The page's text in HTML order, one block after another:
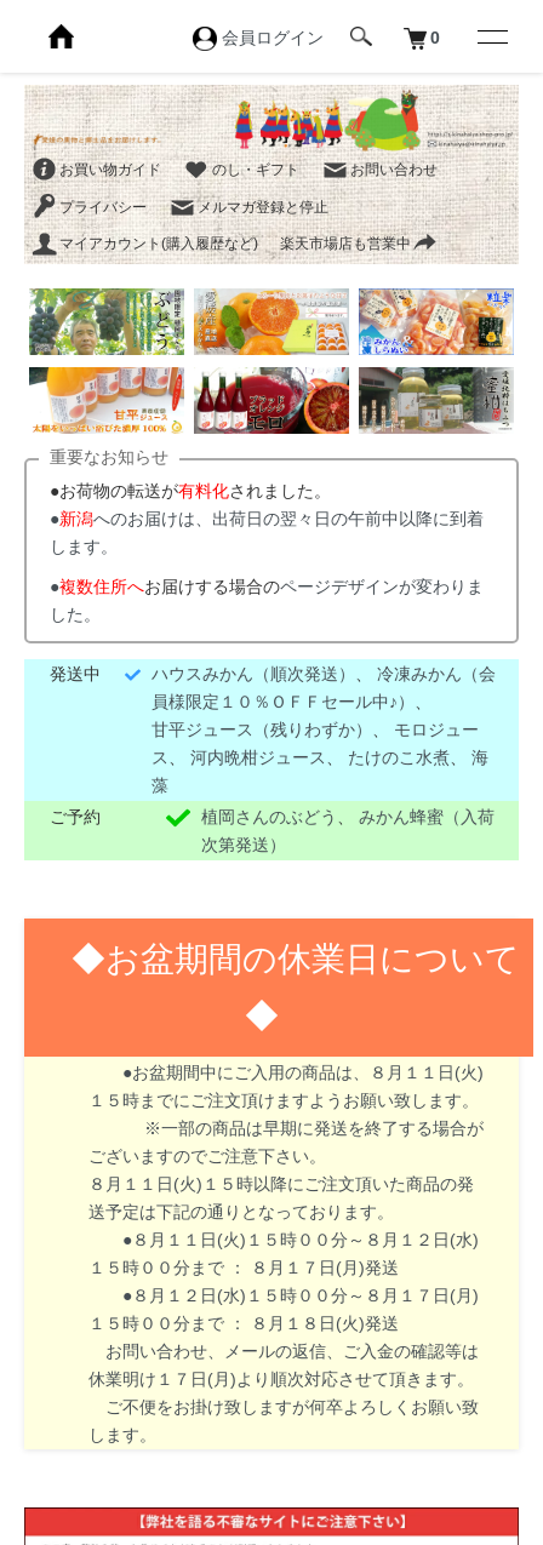
会員ログイン 0
お買い物ガイド のし・ギフト お問い合わせ
プライバシー メルマガ登録と停止
マイアカウント(購入履歴など) 楽天市場店も営業中
重要なお知らせ
●お荷物の転送が有料化されました。
●新潟へのお届けは、出荷日の翌々日の午前中以降に到着
します。
●複数住所へお届けする場合のページデザインが変わりま
した。
発送中 ハウスみかん（順次発送） 、冷凍みかん（会
員様限定１０％ＯＦＦセール中♪）
甘平ジュース（残りわずか）
モロジュー
ス
、河内晩柑ジュース たけのこ水煮 、海
藻
ご予約
植岡さんのぶどう 、みかん蜂蜜（入荷
次第発送）
◆お盆期間の休業日について
◆
８月１３日(木)～１６日(日)はお盆期間のため休業
●お盆期間中にご入用の商品は、８月１１日(火)
１５時までにご注文頂けますようお願い致します。
※一部の商品は早期に発送を終了する場合が
ございますのでご注意下さい。
８月１１日(火)１５時以降にご注文頂いた商品の発
送予定は下記の通りとなっております。
●８月１１日(火)１５時００分～８月１２日(水)
１５時００分まで ： ８月１７日(月)発送
●８月１２日(水)１５時００分～８月１７日(月)
１５時００分まで ： ８月１８日(火)発送
お問い合わせ、メールの返信、ご入金の確認等は
休業明け１７日(月)より順次対応させて頂きます。
ご不便をお掛け致しますが何卒よろしくお願い致
します。